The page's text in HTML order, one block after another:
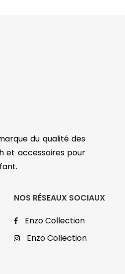
du qualité des
et accessoires pour
NOS RÉSEAUX SOCIAUX
Enzo Collection
Enzo Collection